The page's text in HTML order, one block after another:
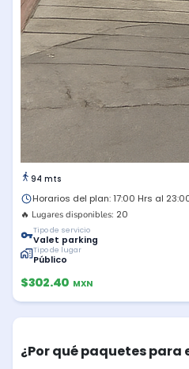
94 mts
Horarios del plan: 17:00 Hrs al
🔥 Lugares disponibles: 20
Tipo de servicio
Valet parking
Tipo de lugar
Público
$302.40 MXN
¿Por qué paquetes para